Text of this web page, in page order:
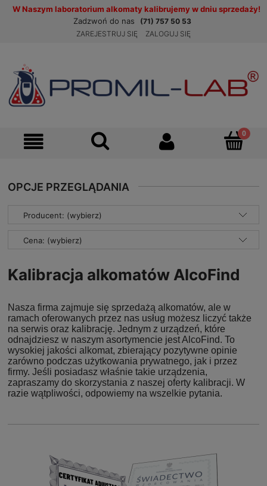
W Naszym laboratorium alkomaty kalibrujemy w dniu sprzedaży!
Zadzwoń do nas
(71) 757 50 53
ZAREJESTRUJ SIĘ
ZALOGUJ SIĘ
OPCJE PRZEGLĄDANIA
Producent: (wybierz)
Cena: (wybierz)
Kalibracja alkomatów AlcoFind
Nasza firma zajmuje się sprzedażą alkomatów, ale w
ramach oferowanych przez nas usług możesz liczyć także
na serwis oraz kalibrację. Jednym z urządzeń, które
odnajdziesz w naszym asortymencie jest AlcoFind. To
wysokiej jakości alkomat, zbierający pozytywne opinie
zarówno podczas użytkowania prywatnego, jak i przez
firmy. Jeśli posiadasz właśnie takie urządzenia,
zapraszamy do skorzystania z naszej oferty kalibracji. W
razie wątpliwości, odpowiemy na wszelkie pytania.